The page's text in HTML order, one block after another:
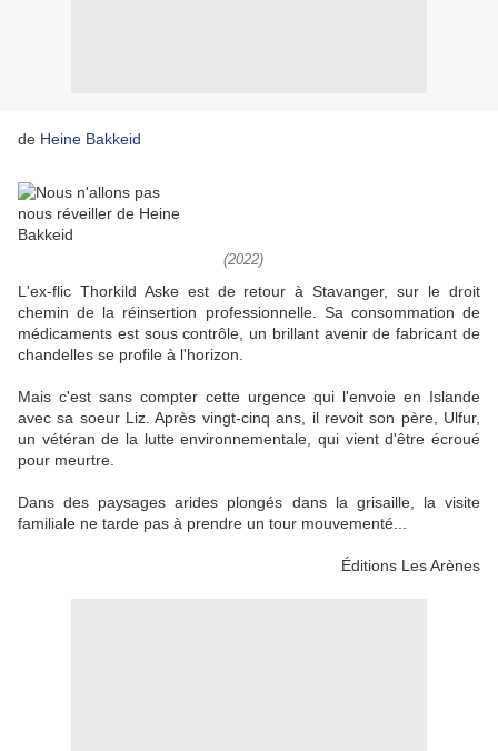
de Heine Bakkeid
(2022)
L'ex-flic Thorkild Aske est de retour à Stavanger, sur le droit
chemin de la réinsertion professionnelle. Sa consommation de
médicaments est sous contrôle, un brillant avenir de fabricant de
chandelles se profile à l'horizon.
Mais c'est sans compter cette urgence qui l'envoie en Islande
avec sa soeur Liz. Après vingt-cinq ans, il revoit son père, Ulfur,
un vétéran de la lutte environnementale, qui vient d'être écroué
pour meurtre.
Dans des paysages arides plongés dans la grisaille, la visite
familiale ne tarde pas à prendre un tour mouvementé...
Éditions Les Arènes